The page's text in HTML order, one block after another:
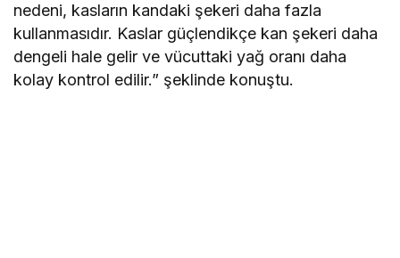
nedeni, kasların kandaki şekeri daha fazla
kullanmasıdır. Kaslar güçlendikçe kan şekeri daha
dengeli hale gelir ve vücuttaki yağ oranı daha
kolay kontrol edilir.” şeklinde konuştu.